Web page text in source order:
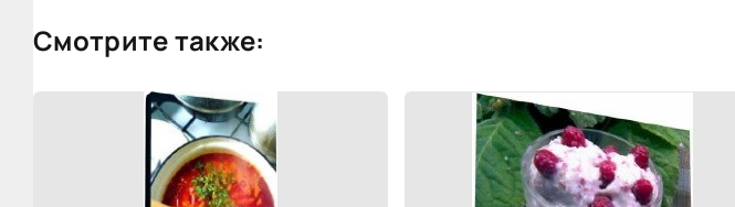
Смотрите также: